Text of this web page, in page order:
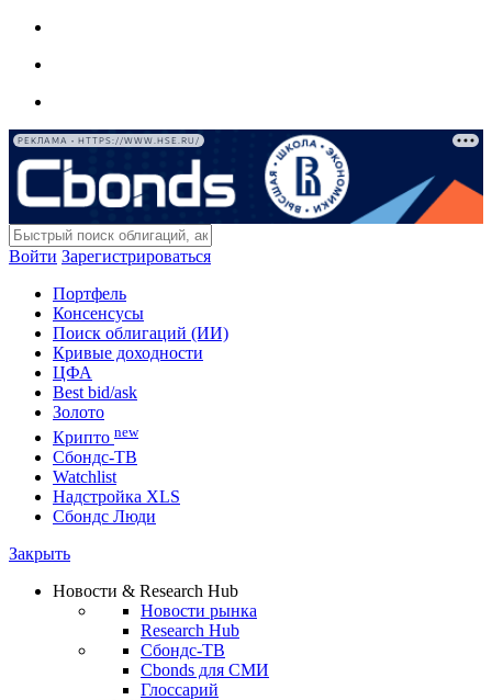
РЕКЛАМА • HTTPS://WWW.HSE.RU/
Войти Зарегистрироваться
Портфель
Консенсусы
Поиск облигаций (ИИ)
Кривые доходности
ЦФА
Best bid/ask
Золото
Крипто new
Сбондс-ТВ
Watchlist
Надстройка XLS
Сбондс Люди
Закрыть
Новости & Research Hub
Новости рынка
Research Hub
Сбондс-ТВ
Cbonds для СМИ
Глоссарий